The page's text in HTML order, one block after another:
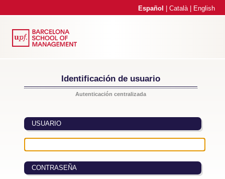
Español Català| English
Identificación de usuario
Autenticación centralizada
USUARIO
CONTRASEÑA